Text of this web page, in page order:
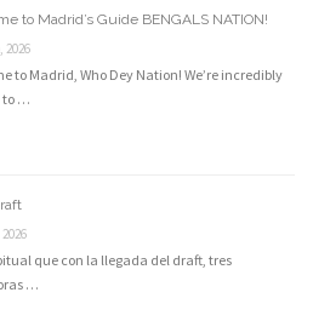
to Madrid’s Guide BENGALS NATION!
2026
to Madrid, Who Dey Nation! We’re incredibly
to …
que con la llegada del draft, tres
…